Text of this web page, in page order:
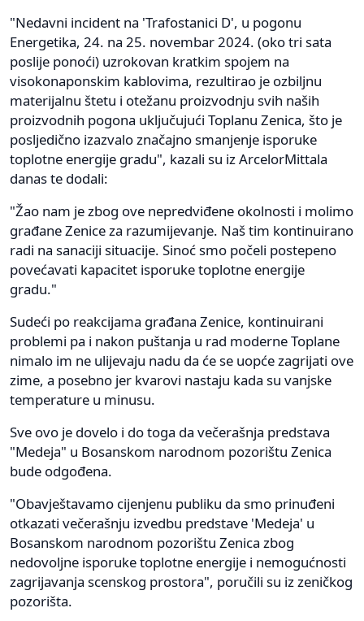
"Nedavni incident na 'Trafostanici D', u pogonu
Energetika, 24. na 25. novembar 2024. (oko tri sata
poslije ponoći) uzrokovan kratkim spojem na
visokonaponskim kablovima, rezultirao je ozbiljnu
materijalnu štetu i otežanu proizvodnju svih naših
proizvodnih pogona uključujući Toplanu Zenica, što je
posljedično izazvalo značajno smanjenje isporuke
toplotne energije gradu", kazali su iz ArcelorMittala
danas te dodali:
"Žao nam je zbog ove nepredviđene okolnosti i molimo
građane Zenice za razumijevanje. Naš tim kontinuirano
radi na sanaciji situacije. Sinoć smo počeli postepeno
povećavati kapacitet isporuke toplotne energije
gradu."
Sudeći po reakcijama građana Zenice, kontinuirani
problemi pa i nakon puštanja u rad moderne Toplane
nimalo im ne ulijevaju nadu da će se uopće zagrijati ove
zime, a posebno jer kvarovi nastaju kada su vanjske
temperature u minusu.
Sve ovo je dovelo i do toga da večerašnja predstava
"Medeja" u Bosanskom narodnom pozorištu Zenica
bude odgođena.
"Obavještavamo cijenjenu publiku da smo prinuđeni
otkazati večerašnju izvedbu predstave 'Medeja' u
Bosanskom narodnom pozorištu Zenica zbog
nedovoljne isporuke toplotne energije i nemogućnosti
zagrijavanja scenskog prostora", poručili su iz zeničkog
pozorišta.